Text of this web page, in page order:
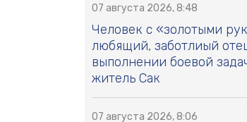
07 августа 2026, 8:48
Человек с «золотыми
любящий, заботлиый
выполнении боевой
житель Сак
07 августа 2026, 8:06